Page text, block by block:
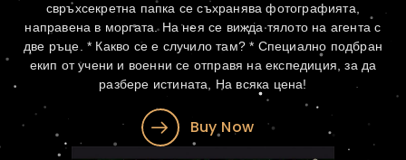
свръхсекретна папка се съхранява фотографията,
направена в моргата. На нея се вижда тялото на агента с
две ръце. * Какво се е случило там? * Специално подбран
екип от учени и военни се отправя на експедиция, за да
разбере истината, На всяка цена!
Buy Now